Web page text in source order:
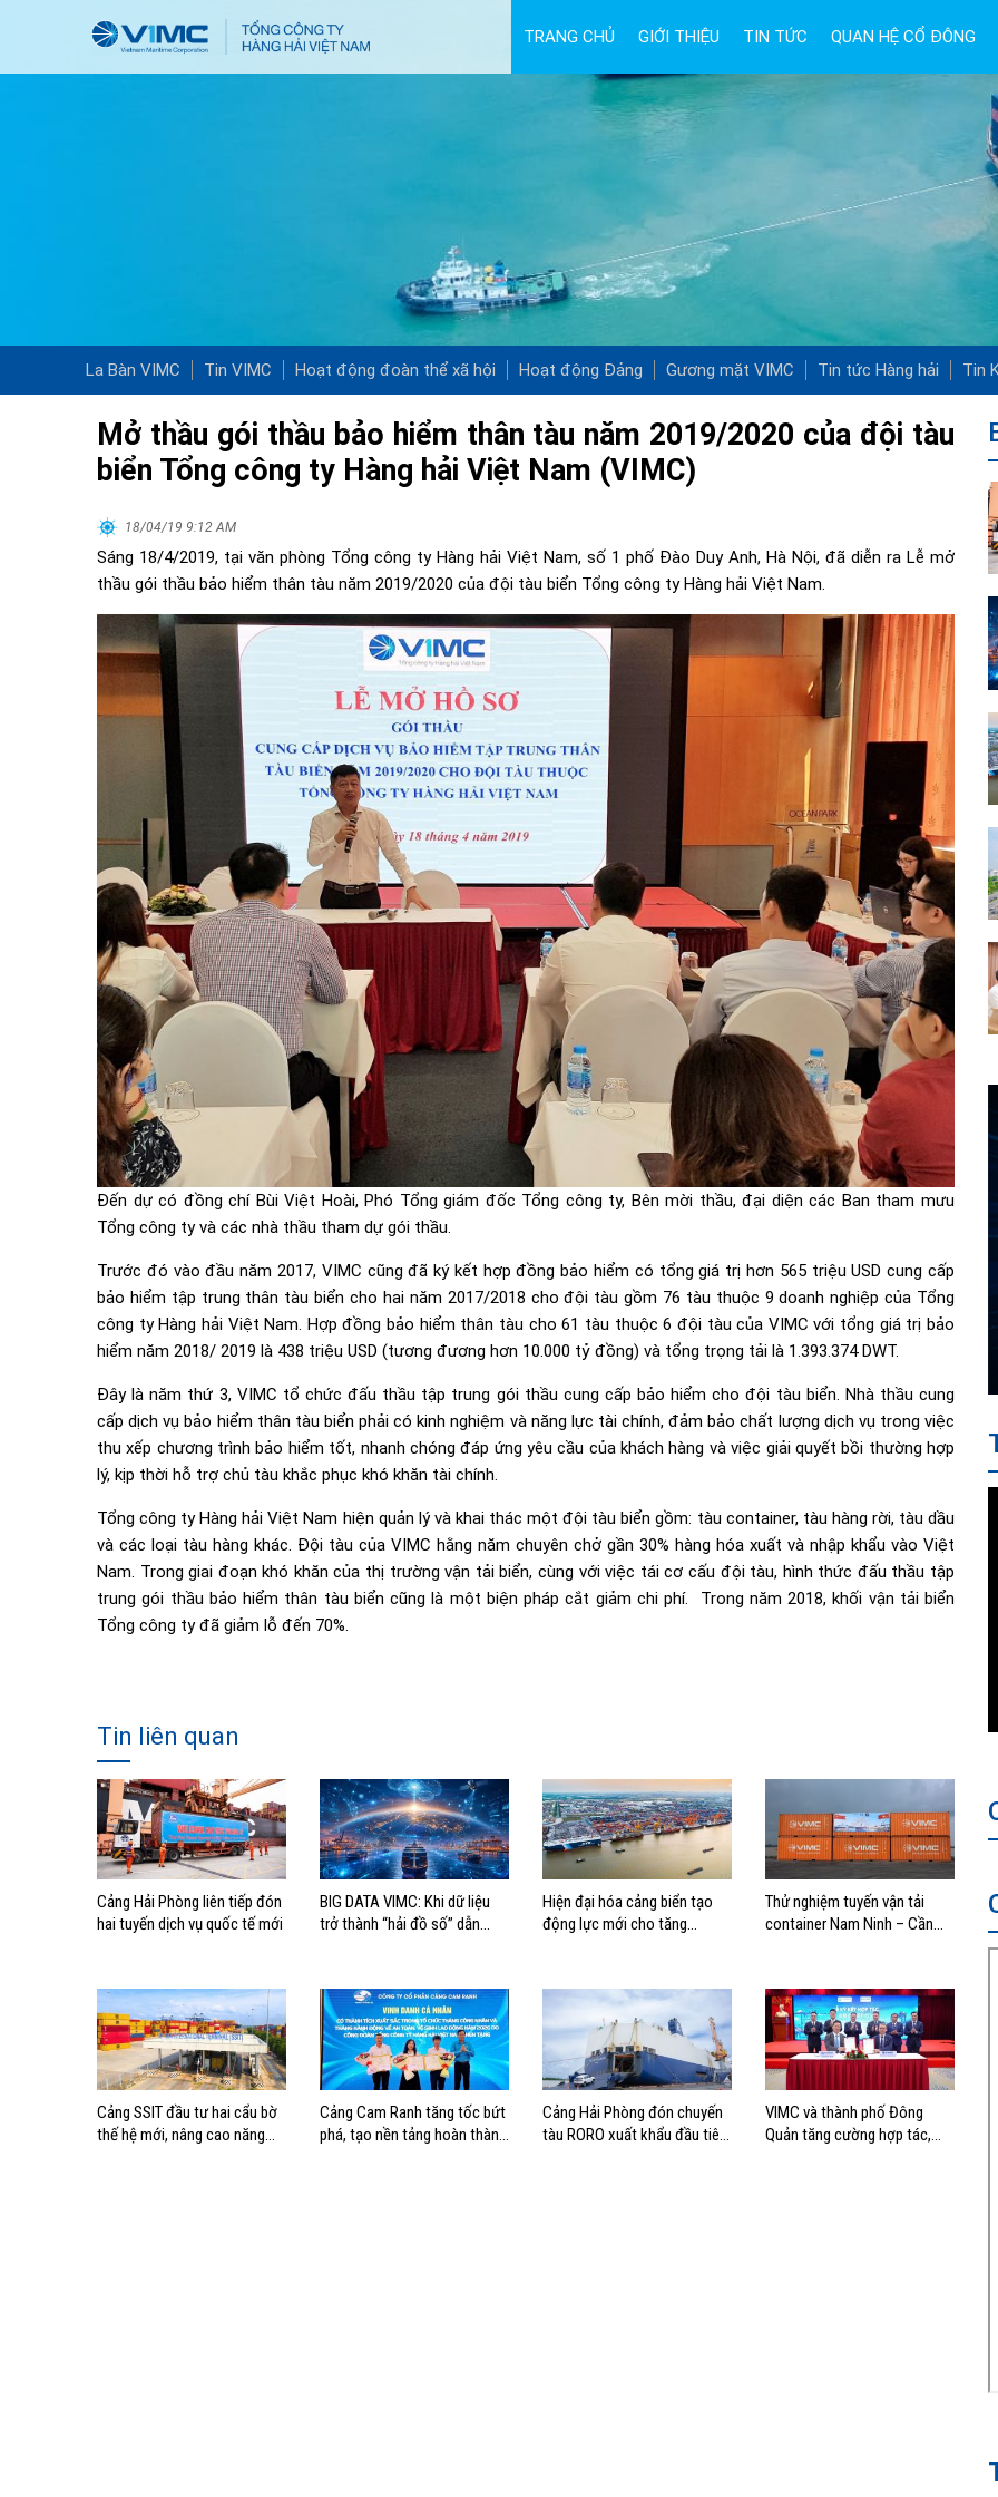
TRANG CHỦ GIỚI THIỆU TIN TỨC QUAN HỆ CỔ ĐÔNG
La Bàn VIMC Tin VIMC Hoạt động đoàn thể xã hội Hoạt động Đảng Gương mặt VIMC Tin tức Hàng hải Tin
Mở thầu gói thầu bảo hiểm thân tàu năm 2019/2020 của đội tàu
biển Tổng công ty Hàng hải Việt Nam (VIMC)
18/04/19 9:12 AM
Sáng 18/4/2019, tại văn phòng Tổng công ty Hàng hải Việt Nam, số 1 phố Đào Duy Anh, Hà Nội, đã diễn ra Lễ mở
thầu gói thầu bảo hiểm thân tàu năm 2019/2020 của đội tàu biển Tổng công ty Hàng hải Việt Nam.
Đến dự có đồng chí Bùi Việt Hoài, Phó Tổng giám đốc Tổng công ty, Bên mời thầu, đại diện các Ban tham mưu
Tổng công ty và các nhà thầu tham dự gói thầu.
Trước đó vào đầu năm 2017, VIMC cũng đã ký kết hợp đồng bảo hiểm có tổng giá trị hơn 565 triệu USD cung cấp
bảo hiểm tập trung thân tàu biển cho hai năm 2017/2018 cho đội tàu gồm 76 tàu thuộc 9 doanh nghiệp của Tổng
công ty Hàng hải Việt Nam. Hợp đồng bảo hiểm thân tàu cho 61 tàu thuộc 6 đội tàu của VIMC với tổng giá trị bảo
hiểm năm 2018/ 2019 là 438 triệu USD (tương đương hơn 10.000 tỷ đồng) và tổng trọng tải là 1.393.374 DWT.
Đây là năm thứ 3, VIMC tổ chức đấu thầu tập trung gói thầu cung cấp bảo hiểm cho đội tàu biển. Nhà thầu cung
cấp dịch vụ bảo hiểm thân tàu biển phải có kinh nghiệm và năng lực tài chính, đảm bảo chất lượng dịch vụ trong việc
thu xếp chương trình bảo hiểm tốt, nhanh chóng đáp ứng yêu cầu của khách hàng và việc giải quyết bồi thường hợp
lý, kịp thời hỗ trợ chủ tàu khắc phục khó khăn tài chính.
Tổng công ty Hàng hải Việt Nam hiện quản lý và khai thác một đội tàu biển gồm: tàu container, tàu hàng rời, tàu dầu
và các loại tàu hàng khác. Đội tàu của VIMC hằng năm chuyên chở gần 30% hàng hóa xuất và nhập khẩu vào Việt
Nam. Trong giai đoạn khó khăn của thị trường vận tải biển, cùng với việc tái cơ cấu đội tàu, hình thức đấu thầu tập
trung gói thầu bảo hiểm thân tàu biển cũng là một biện pháp cắt giảm chi phí. Trong năm 2018, khối vận tải biển
Tổng công ty đã giảm lỗ đến 70%.
Tin liên quan
Cảng Hải Phòng liên tiếp đón
hai tuyến dịch vụ quốc tế mới
BIG DATA VIMC: Khi dữ liệu
trở thành “hải đồ số” dẫn
Hiện đại hóa cảng biển tạo
động lực mới cho tăng
Thử nghiệm tuyến vận tải
container Nam Ninh – Cần
Cảng SSIT đầu tư hai cẩu bờ
thế hệ mới, nâng cao năng
Cảng Cam Ranh tăng tốc bứt
phá, tạo nền tảng hoàn thành
Cảng Hải Phòng đón chuyến
tàu RORO xuất khẩu đầu tiên
VIMC và thành phố Đông
Quản tăng cường hợp tác,